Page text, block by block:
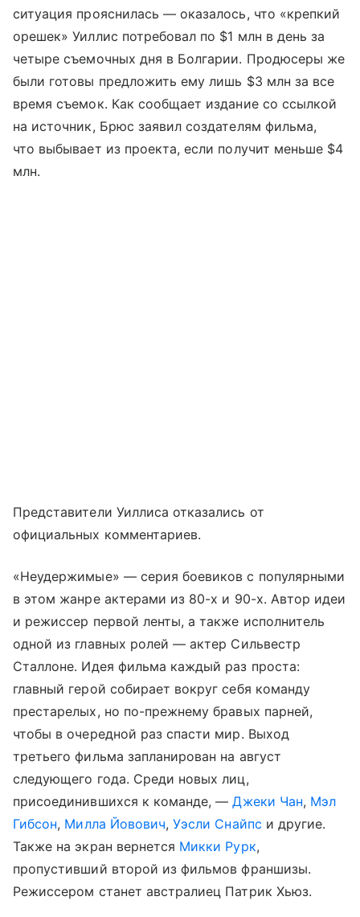
ситуация прояснилась — оказалось, что «крепкий
орешек» Уиллис потребовал по $1 млн в день за
четыре съемочных дня в Болгарии. Продюсеры же
были готовы предложить ему лишь $3 млн за все
время съемок. Как сообщает издание со ссылкой
на источник, Брюс заявил создателям фильма,
что выбывает из проекта, если получит меньше $4
млн.
Представители Уиллиса отказались от
официальных комментариев.
«Неудержимые» — серия боевиков с популярными
в этом жанре актерами из 80-х и 90-х. Автор идеи
и режиссер первой ленты, а также исполнитель
одной из главных ролей — актер Сильвестр
Сталлоне. Идея фильма каждый раз проста:
главный герой собирает вокруг себя команду
престарелых, но по-прежнему бравых парней,
чтобы в очередной раз спасти мир. Выход
третьего фильма запланирован на август
следующего года. Среди новых лиц,
присоединившихся к команде, —Джеки Чан, Мэл
Гибсон, Милла Йовович,Уэсли Снайпс и другие.
Также на экран вернется Микки Рурк,
пропустивший второй из фильмов франшизы.
Режиссером станет австралиец Патрик Хьюз.